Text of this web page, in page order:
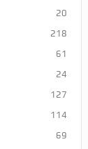
20
218
61
24
127
114
69